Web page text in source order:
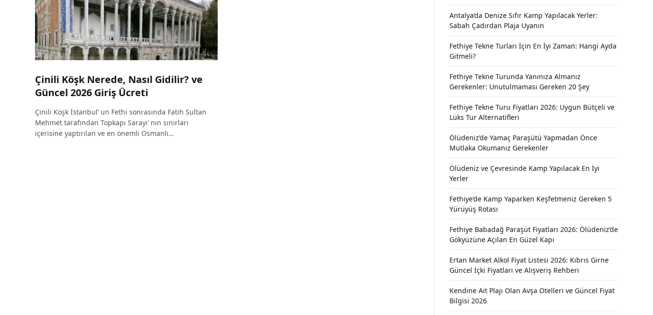
Çinili Köşk Nerede, Nasıl Gidilir? ve
Güncel 2026 Giriş Ücreti
Çinili Köşk İstanbul’ un Fethi sonrasında Fatih Sultan
Mehmet tarafından Topkapı Sarayı’ nın sınırları
içerisine yaptırılan ve en önemli Osmanlı…
Antalya’da Denize Sıfır Kamp Yapılacak Yerler:
Sabah Çadırdan Plaja Uyanın
Fethiye Tekne Turları İçin En İyi Zaman: Hangi Ayda
Gitmeli?
Fethiye Tekne Turunda Yanınıza Almanız
Gerekenler: Unutulmaması Gereken 20 Şey
Fethiye Tekne Turu Fiyatları 2026: Uygun Bütçeli ve
Lüks Tur Alternatifleri
Ölüdeniz’de Yamaç Paraşütü Yapmadan Önce
Mutlaka Okumanız Gerekenler
Ölüdeniz ve Çevresinde Kamp Yapılacak En İyi
Yerler
Fethiye’de Kamp Yaparken Keşfetmeniz Gereken 5
Yürüyüş Rotası
Fethiye Babadağ Paraşüt Fiyatları 2026: Ölüdeniz’de
Gökyüzüne Açılan En Güzel Kapı
Ertan Market Alkol Fiyat Listesi 2026: Kıbrıs Girne
Güncel İçki Fiyatları ve Alışveriş Rehberi
Kendine Ait Plajı Olan Avşa Otelleri ve Güncel Fiyat
Bilgisi 2026